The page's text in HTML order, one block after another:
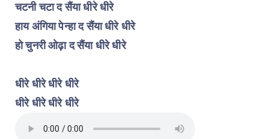
चटनी चटा द सैंया धीरे धीरे
हाय अंगिया पेन्हा द सैंया धीरे धीरे
हो चुनरी ओढ़ा द सैंया धीरे धीरे
धीरे धीरे धीरे धीरे
धीरे धीरे धीरे धीरे